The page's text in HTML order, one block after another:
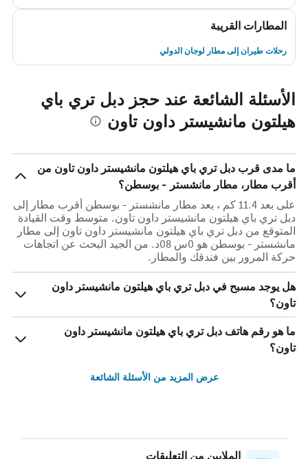
المطارات القريبة
رحلات طيران إلى مطار لوجان الدولي
الأسئلة الشائعة عند حجز دبل تري باي
هيلتون مانشيستر داون تاون
ما مدى قرب دبل تري باي هيلتون مانشيستر داون تاون من
أقرب مطار، مطار مانشستر - بوسطن؟
على بعد 11.4 كم ، يعد مطار مانشستر - بوسطن أقرب مطار إلى
دبل تري باي هيلتون مانشيستر داون تاون. متوسط وقت القيادة
المتوقع من دبل تري باي هيلتون مانشيستر داون تاون إلى مطار
مانشستر - بوسطن هو 0س 08د. من الجيد البحث عن اتجاهات
حركة المرور بين فندقك والمطار.
هل يوجد مسبح في دبل تري باي هيلتون مانشيستر داون
تاون؟
ما هو رقم هاتف دبل تري باي هيلتون مانشيستر داون
تاون؟
عرض المزيد من الأسئلة الشائعة
الملايين من التعليقات